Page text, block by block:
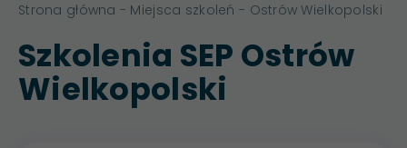
Strona główna - Miejsca szkoleń - Ostrów Wielkopolski
Szkolenia SEP Ostrów
Wielkopolski